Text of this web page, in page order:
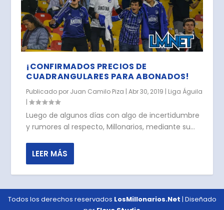
¡CONFIRMADOS PRECIOS DE
CUADRANGULARES PARA ABONADOS!
Publicado por Juan Camilo Piza |Abr 30, 2019 | Liga Águila
|
Luego de algunos días con algo de incertidumbre
y rumores al respecto, Millonarios, mediante su...
LEER MÁS
Todos los derechos reservados LosMillonarios.Net | Diseñado